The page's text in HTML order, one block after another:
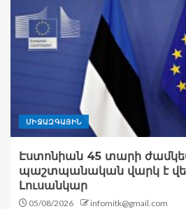
ՄԻՋԱԶԳԱՅԻՆ
Էստոնիան 45 տարի
պաշտպանական վարկ է
Լուսանկար
05/08/2026 infomitk@gmail.com